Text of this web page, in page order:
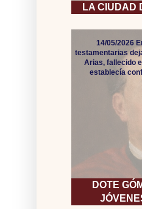
LA CIUDAD
DOTE
14/05/2026
testamentarias
Arias, fallecido
establecía